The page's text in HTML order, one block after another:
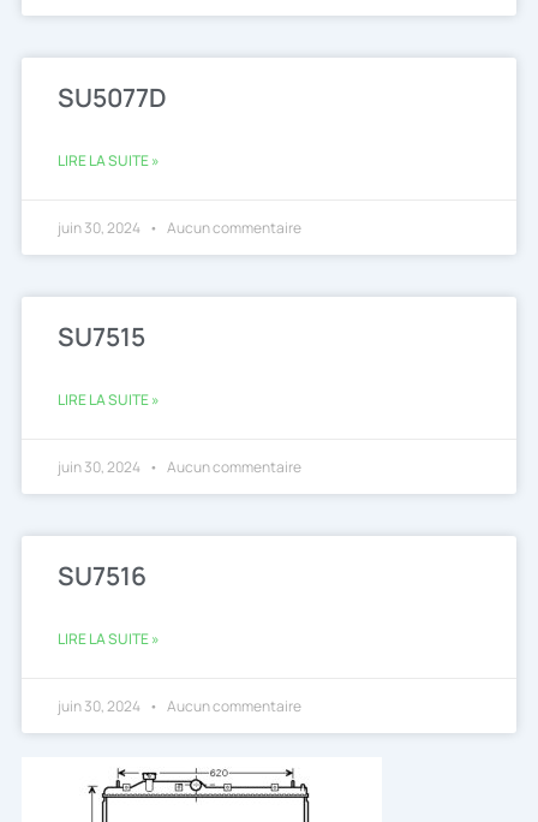
SU5077D
LIRE LA SUITE »
juin 30, 2024 Aucun commentaire
SU7515
LIRE LA SUITE »
juin 30, 2024 Aucun commentaire
SU7516
LIRE LA SUITE »
juin 30, 2024 Aucun commentaire